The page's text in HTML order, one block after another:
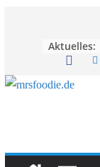
Aktuelles: